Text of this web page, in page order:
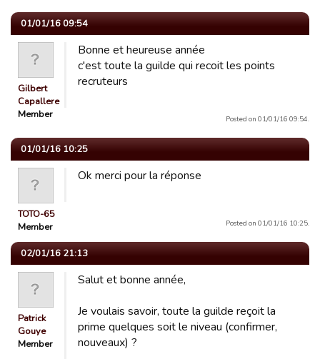
01/01/16 09:54
Gilbert
Capallere
Member
Bonne et heureuse année
c'est toute la guilde qui recoit les points
recruteurs
Posted on 01/01/16 09:54.
01/01/16 10:25
TOTO-65
Member
Ok merci pour la réponse
Posted on 01/01/16 10:25.
02/01/16 21:13
Patrick
Gouye
Member
Salut et bonne année,
Je voulais savoir, toute la guilde reçoit la
prime quelques soit le niveau (confirmer,
nouveaux) ?